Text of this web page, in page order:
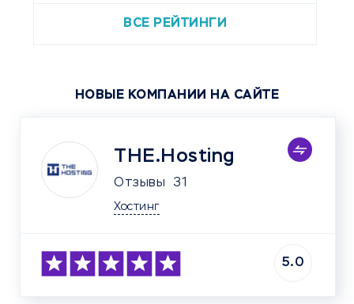
ВСЕ РЕЙТИНГИ
НОВЫЕ КОМПАНИИ НА САЙТЕ
THE.Hosting
Отзывы 31
Хостинг
5.0